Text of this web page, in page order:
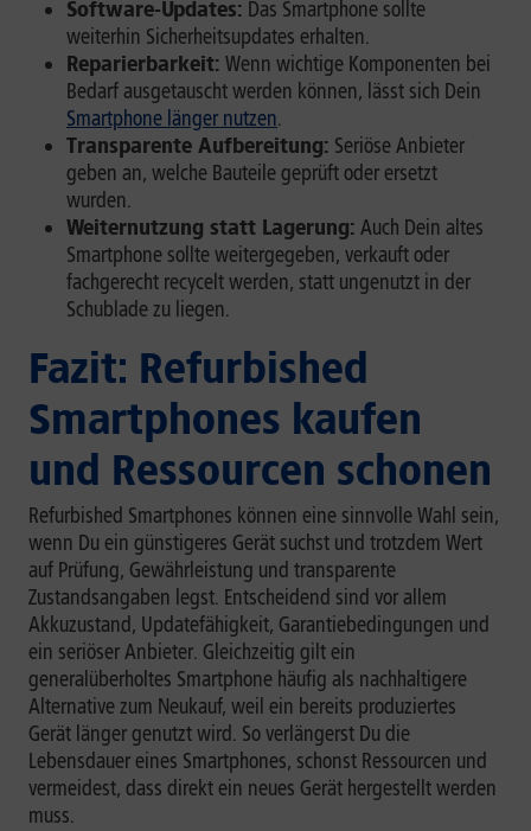
Software-Updates: Das Smartphone sollte
weiterhin Sicherheitsupdates erhalten.
Reparierbarkeit: Wenn wichtige Komponenten bei
Bedarf ausgetauscht werden können, lässt sich Dein
Smartphone länger nutzen.
Transparente Aufbereitung: Seriöse Anbieter
geben an, welche Bauteile geprüft oder ersetzt
wurden.
Weiternutzung statt Lagerung: Auch Dein altes
Smartphone sollte weitergegeben, verkauft oder
fachgerecht recycelt werden, statt ungenutzt in der
Schublade zu liegen.
Fazit: Refurbished
Smartphones kaufen
und Ressourcen schonen
Refurbished Smartphones können eine sinnvolle Wahl sein,
wenn Du ein günstigeres Gerät suchst und trotzdem Wert
auf Prüfung, Gewährleistung und transparente
Zustandsangaben legst. Entscheidend sind vor allem
Akkuzustand, Updatefähigkeit, Garantiebedingungen und
ein seriöser Anbieter. Gleichzeitig gilt ein
generalüberholtes Smartphone häufig als nachhaltigere
Alternative zum Neukauf, weil ein bereits produziertes
Gerät länger genutzt wird. So verlängerst Du die
Lebensdauer eines Smartphones, schonst Ressourcen und
vermeidest, dass direkt ein neues Gerät hergestellt werden
muss.